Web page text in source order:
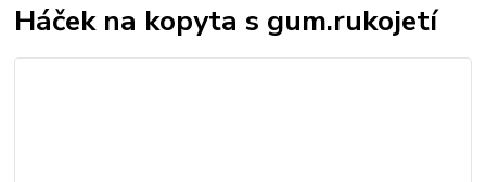
Háček na kopyta s gum.rukojetí